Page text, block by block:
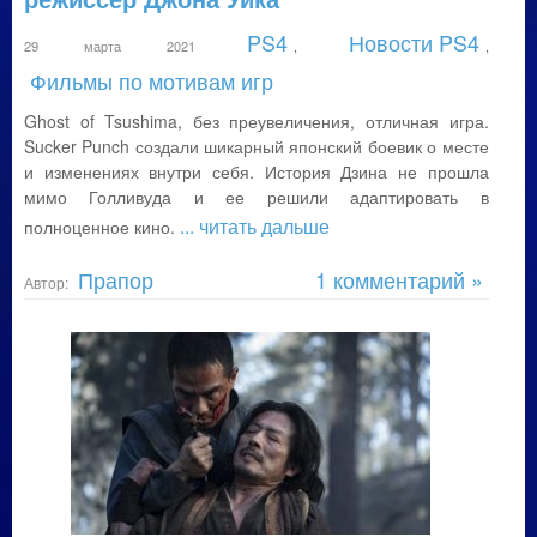
29 марта 2021 PS4 Новости PS4
Фильмы по мотивам игр
Ghost of Tsushima, без преувеличения, отличная игра.
Sucker Punch создали шикарный японский боевик о месте
и изменениях внутри себя. История Дзина не прошла
мимо Голливуда и ее решили адаптировать в
полноценное кино. ... читать дальше
Автор: Прапор 1 комментарий »